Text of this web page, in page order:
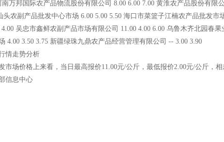
南万邦国际农产品物流股份有限公司 8.00 6.00 7.00 黄淮农产品股份有限
头农副产品批发中心市场 6.00 5.00 5.50 海口市菜篮子江楠农产品批发
4.00 吴忠市鑫鲜农副产品市场有限公司 11.00 4.00 6.00 乌鲁木齐北园春
4.00 3.50 3.75 新疆绿珠九鼎农产品经营管理有限公司 -- 3.00 3.90
情走势分析
市场价格上来看，当日最高报价11.00元/公斤，最低报价2.00元/公斤，相
信息中心